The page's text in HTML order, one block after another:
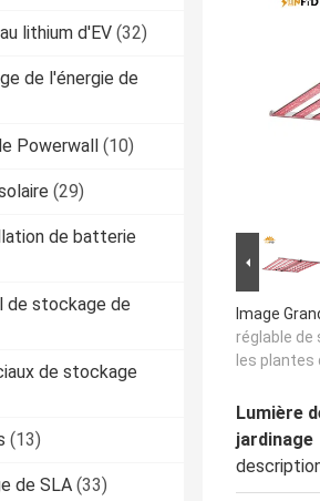
lithium d'EV (32)
de l'énergie de
Powerwall (10)
(29)
de batterie
de stockage de
de stockage
(13)
de SLA (33)
Image
réglable de
les plantes
Lumière
jardinage